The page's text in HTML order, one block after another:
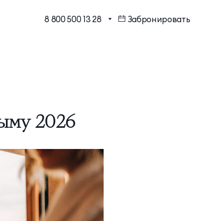
8 800 500 13 28
Забронировать
2026
Коннект Делюкс
Коннект Делюкс Прайм